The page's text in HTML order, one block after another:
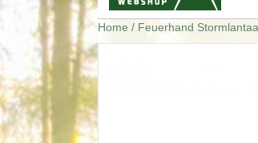
Home / Feuerhand